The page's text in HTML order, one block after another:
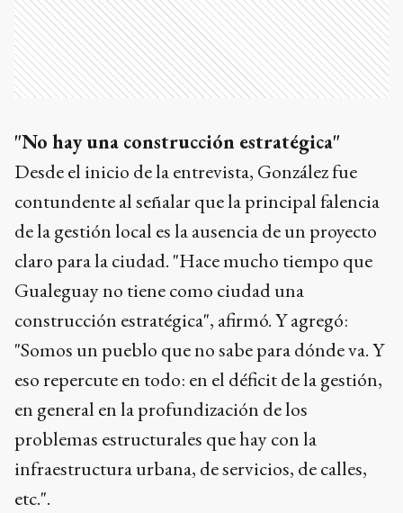
"No hay una construcción estratégica"
Desde el inicio de la entrevista, González fue
contundente al señalar que la principal falencia
de la gestión local es la ausencia de un proyecto
claro para la ciudad. "Hace mucho tiempo que
Gualeguay no tiene como ciudad una
construcción estratégica", afirmó. Y agregó:
"Somos un pueblo que no sabe para dónde va. Y
eso repercute en todo: en el déficit de la gestión,
en general en la profundización de los
problemas estructurales que hay con la
infraestructura urbana, de servicios, de calles,
etc.".